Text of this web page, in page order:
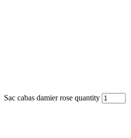
Sac cabas damier rose quantity